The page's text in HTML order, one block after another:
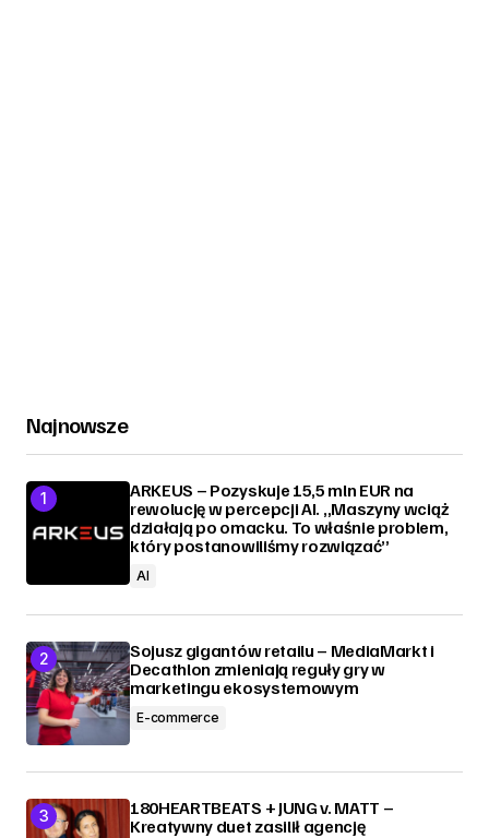
Najnowsze
ARKEUS – Pozyskuje 15,5 mln EUR na
rewolucję w percepcji AI. „Maszyny wciąż
działają po omacku. To właśnie problem,
który postanowiliśmy rozwiązać”
AI
Sojusz gigantów retailu – MediaMarkt i
Decathlon zmieniają reguły gry w
marketingu ekosystemowym
E-commerce
180HEARTBEATS + JUNG v. MATT –
Kreatywny duet zasilił agencję